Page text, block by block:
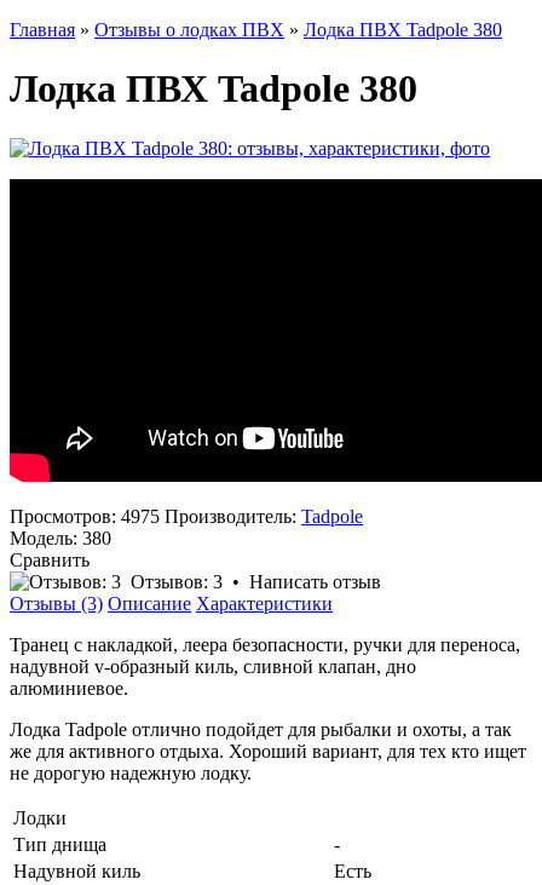
Главная » Отзывы о лодках ПВХ » Лодка ПВХ Tadpole 380
Лодка ПВХ Tadpole 380
Просмотров: 4975 Производитель: Tadpole
Модель: 380
Сравнить
Отзывов: 3 • Написать отзыв
Отзывы (3) Описание Характеристики
Транец с накладкой, леера безопасности, ручки для переноса,
надувной v-образный киль, сливной клапан, дно
алюминиевое.
Лодка Tadpole отлично подойдет для рыбалки и охоты, а так
же для активного отдыха. Хороший вариант, для тех кто ищет
не дорогую надежную лодку.
Лодки
Тип днища
-
Надувной киль
Есть